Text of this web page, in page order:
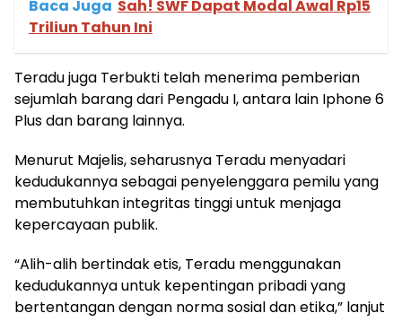
Baca Juga Sah! SWF Dapat Modal Awal Rp15
Triliun Tahun Ini
Teradu juga Terbukti telah menerima pemberian
sejumlah barang dari Pengadu I, antara lain Iphone 6
Plus dan barang lainnya.
Menurut Majelis, seharusnya Teradu menyadari
kedudukannya sebagai penyelenggara pemilu yang
membutuhkan integritas tinggi untuk menjaga
kepercayaan publik.
“Alih-alih bertindak etis, Teradu menggunakan
kedudukannya untuk kepentingan pribadi yang
bertentangan dengan norma sosial dan etika,” lanjut